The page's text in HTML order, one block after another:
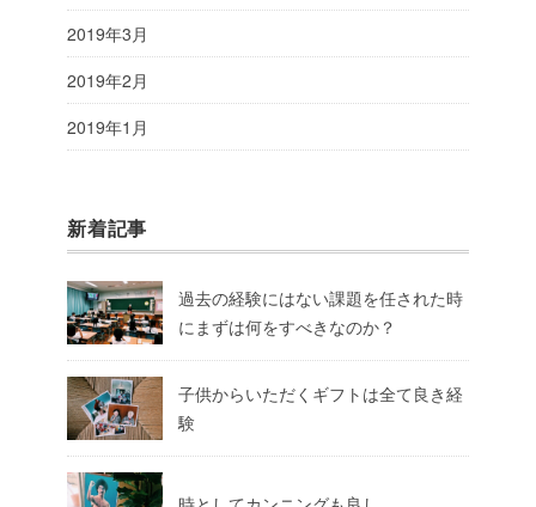
2019年3月
2019年2月
2019年1月
新着記事
過去の経験にはない課題を任された時
にまずは何をすべきなのか？
子供からいただくギフトは全て良き経
験